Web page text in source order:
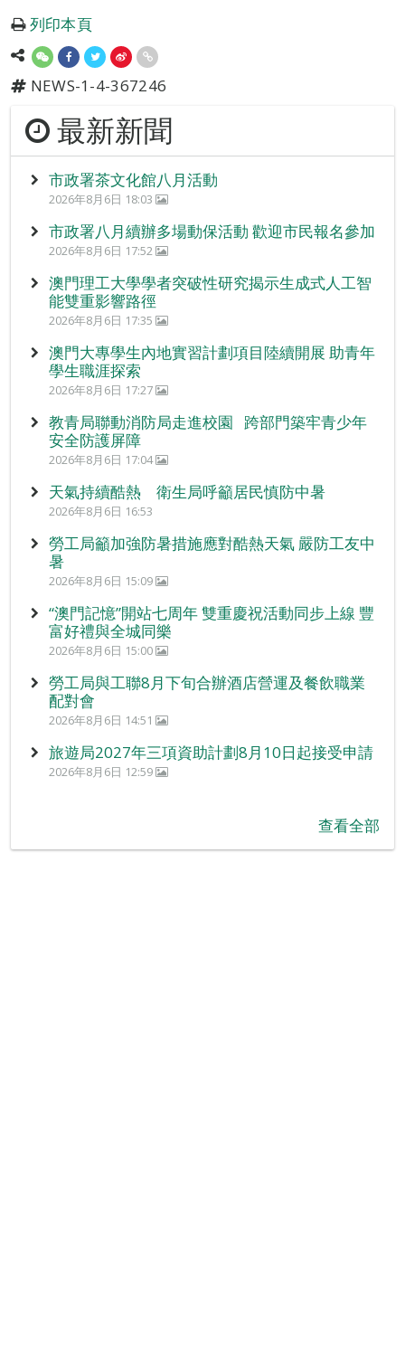
列印本頁
NEWS-1-4-367246
最新新聞
市政署茶文化館八月活動
2026年8月6日 18:03
市政署八月續辦多場動保活動 歡迎市民報名參加
2026年8月6日 17:52
澳門理工大學學者突破性研究揭示生成式人工智
能雙重影響路徑
2026年8月6日 17:35
澳門大專學生內地實習計劃項目陸續開展 助青年
學生職涯探索
2026年8月6日 17:27
教青局聯動消防局走進校園 跨部門築牢青少年
安全防護屏障
2026年8月6日 17:04
天氣持續酷熱 衛生局呼籲居民慎防中暑
2026年8月6日 16:53
勞工局籲加強防暑措施應對酷熱天氣 嚴防工友中
暑
2026年8月6日 15:09
“澳門記憶”開站七周年 雙重慶祝活動同步上線 豐
富好禮與全城同樂
2026年8月6日 15:00
勞工局與工聯8月下旬合辦酒店營運及餐飲職業
配對會
2026年8月6日 14:51
旅遊局2027年三項資助計劃8月10日起接受申請
2026年8月6日 12:59
查看全部